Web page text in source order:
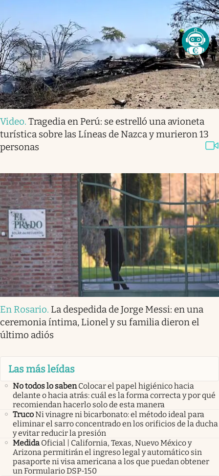
Video. Tragedia en Perú: se estrelló una avioneta
turística sobre las Líneas de Nazca y murieron 13
personas
En Rosario. La despedida de Jorge Messi: en una
ceremonia íntima, Lionel y su familia dieron el
último adiós
Las más leídas
No todos lo saben Colocar el papel higiénico hacia
delante o hacia atrás: cuál es la forma correcta y por qué
recomiendan hacerlo solo de esta manera
TrucoNi vinagre ni bicarbonato: el método ideal para
eliminar el sarro concentrado en los orificios de la ducha
y evitar reducir la presión
Medida Oficial | California, Texas, Nuevo México y
Arizona permitirán el ingreso legal y automático sin
pasaporte ni visa americana a los que puedan obtener
un Formulario DSP-150